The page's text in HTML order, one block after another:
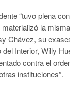
“tuvo plena
la
Chávez, su
Interior, Willy
contra el
instituciones”.